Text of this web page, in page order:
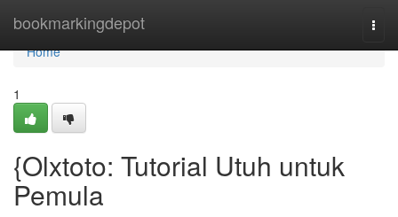
bookmarkingdepot
Home
Home
1
{Olxtoto: Tutorial Utuh untuk
Pemula